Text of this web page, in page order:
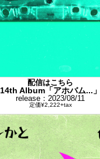
配信はこちら
14th Album「アホバム...」
release：2023/08/11
定価¥2,222+tax